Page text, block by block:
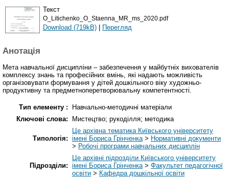
Текст
O_Litichenko_O_Staenna_MR_ms_2020.pdf
Download (719kB) | Перегляд
Анотація
Мета навчальної дисципліни – забезпечення у майбутніх вихователів
комплексу знань та професійних вмінь, які надають можливість
організовувати формування у дітей дошкільного віку художньо-
продуктивну та предметноперетворювальну компетентності.
Тип елементу :
Навчально-методичні матеріали
Ключові слова:
Мистецтво; рукоділля; методика
Типологія:
Це архівна тематика Київського університету
імені Бориса Грінченка> Нормативні документи
> Робочі програми навчальних дисциплін
Підрозділи:
Це архівні підрозділи Київського університету
імені Бориса Грінченка> Факультет педагогічної
освіти > Кафедра дошкільної освіти